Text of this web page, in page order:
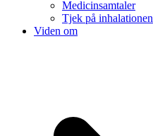
Medicinsamtaler
Tjek på inhalationen
Viden om